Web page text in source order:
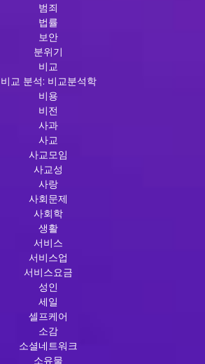
범죄
법률
보안
분위기
비교
비교 분석: 비교분석학
비용
비전
사과
사교
사교모임
사교성
사랑
사회문제
사회학
생활
서비스
서비스업
서비스요금
성인
세일
셀프케어
소감
소셜네트워크
소유물